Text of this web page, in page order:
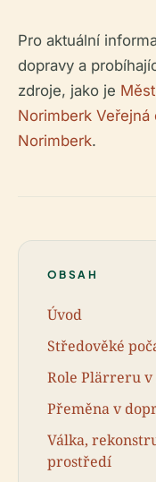
Pro aktuální
dopravy a
zdroje, jako je
Norimberk Veřejná
Norimberk.
OBSAH
Úvod
Středověké
Role Plärreru
Přeměna v
Válka,
prostředí